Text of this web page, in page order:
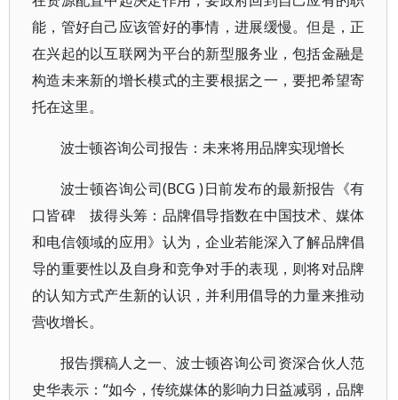
能，管好自己应该管好的事情，进展缓慢。但是，正
在兴起的以互联网为平台的新型服务业，包括金融是
构造未来新的增长模式的主要根据之一，要把希望寄
托在这里。
波士顿咨询公司报告：未来将用品牌实现增长
波士顿咨询公司(BCG )日前发布的最新报告《有
口皆碑 拔得头筹：品牌倡导指数在中国技术、媒体
和电信领域的应用》认为，企业若能深入了解品牌倡
导的重要性以及自身和竞争对手的表现，则将对品牌
的认知方式产生新的认识，并利用倡导的力量来推动
营收增长。
报告撰稿人之一、波士顿咨询公司资深合伙人范
史华表示：“如今，传统媒体的影响力日益减弱，品牌